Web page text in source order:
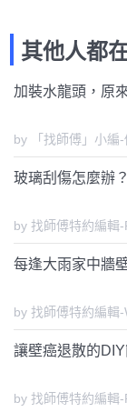
其他人都
加裝水龍頭，原
by 「找師傅」小編
玻璃刮傷怎麼辦
by 找師傅特約編輯
每逢大雨家中牆
by 找師傅特約編輯
讓壁癌退散的
by 找師傅特約編輯